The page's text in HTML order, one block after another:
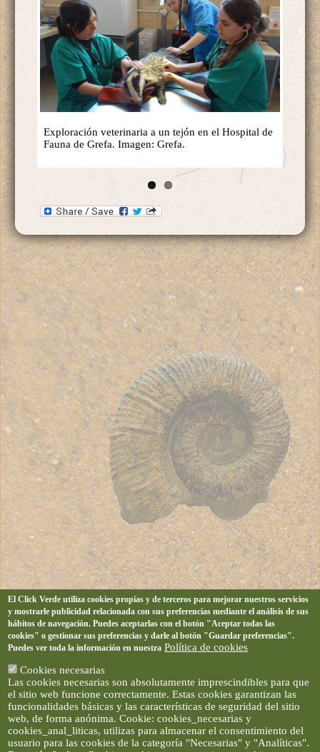
Exploración veterinaria a un tejón en el Hospital de
Fauna de Grefa. Imagen: Grefa.
El Click Verde utiliza cookies propias y de terceros para mejorar nuestros servicios
y mostrarle publicidad relacionada con sus preferencias mediante el análisis de sus
hábitos de navegación. Puedes aceptarlas con el botón "Aceptar todas las
cookies" o gestionar sus preferencias y darle al botón "Guardar preferencias".
Puedes ver toda la información en nuestra Política de cookies
Cookies necesarias
Las cookies necesarias son absolutamente imprescindibles para que
el sitio web funcione correctamente. Estas cookies garantizan las
funcionalidades básicas y las características de seguridad del sitio
web, de forma anónima. Cookie: cookies_necesarias y
cookies_anal_liticas, utilizas para almacenar el consentimiento del
usuario para las cookies de la categoría "Necesarias" y "Analíticas".